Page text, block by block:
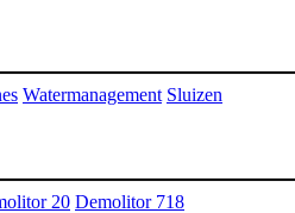
Watermanagement Sluizen
20 Demolitor 718